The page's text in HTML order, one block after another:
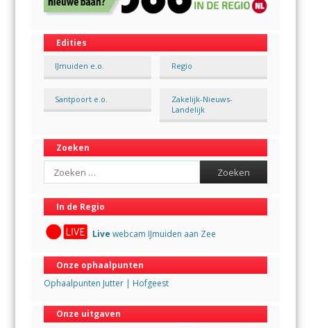
Edities
IJmuiden e.o. Regio
Santpoort e.o.
Zakelijk-Nieuws-
Landelijk
Zoeken
Search
In de Regio
Live webcam IJmuiden aan Zee
Onze ophaalpunten
Ophaalpunten Jutter | Hofgeest
Onze uitgaven